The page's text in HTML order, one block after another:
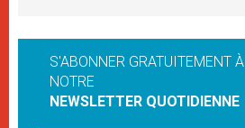
S'ABONNER GRATUITEMENT À
NOTRE
NEWSLETTER QUOTIDIENNE